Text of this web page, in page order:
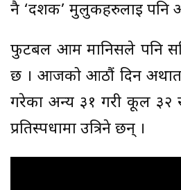
नै ‘दर्शक’ मुलुकहरुलाई पनि
फुटबल आम मानिसले पनि
छ । आजको आठौं दिन
गरेका अन्य ३१ गरी कूल ३२
प्रतिस्पर्धामा उत्रिने छन् ।